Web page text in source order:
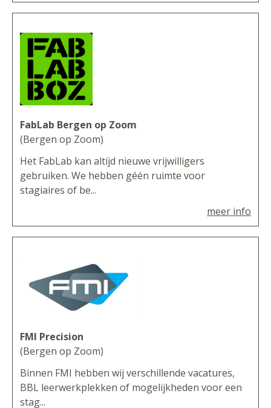
FabLab Bergen op Zoom
(Bergen op Zoom)
Het FabLab kan altijd nieuwe vrijwilligers
gebruiken. We hebben géén ruimte voor
stagiaires of be...
meer info
FMI Precision
(Bergen op Zoom)
Binnen FMI hebben wij verschillende vacatures,
BBL leerwerkplekken of mogelijkheden voor een
stag...